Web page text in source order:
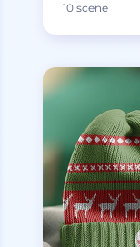
10 scene